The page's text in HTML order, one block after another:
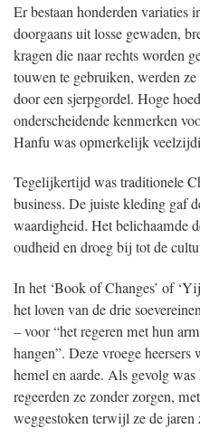
Er bestaan honderden variaties
doorgaans uit losse gewaden,
kragen die naar rechts worden
touwen te gebruiken, werden
door een sjerpgordel. Hoge
onderscheidende kenmerken
Hanfu was opmerkelijk
Tegelijkertijd was traditionele
business. De juiste kleding gaf
waardigheid. Het belichaamde
oudheid en droeg bij tot de
In het ‘Book of Changes’ of
het loven van de drie
– voor “het regeren met hun
hangen”. Deze vroege heersers
hemel en aarde. Als gevolg
regeerden ze zonder zorgen,
weggestoken terwijl ze de jaren